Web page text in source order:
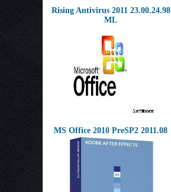
Rising Antivirus 2011 23.00.24.98
ML
MS Office 2010 PreSP2 2011.08